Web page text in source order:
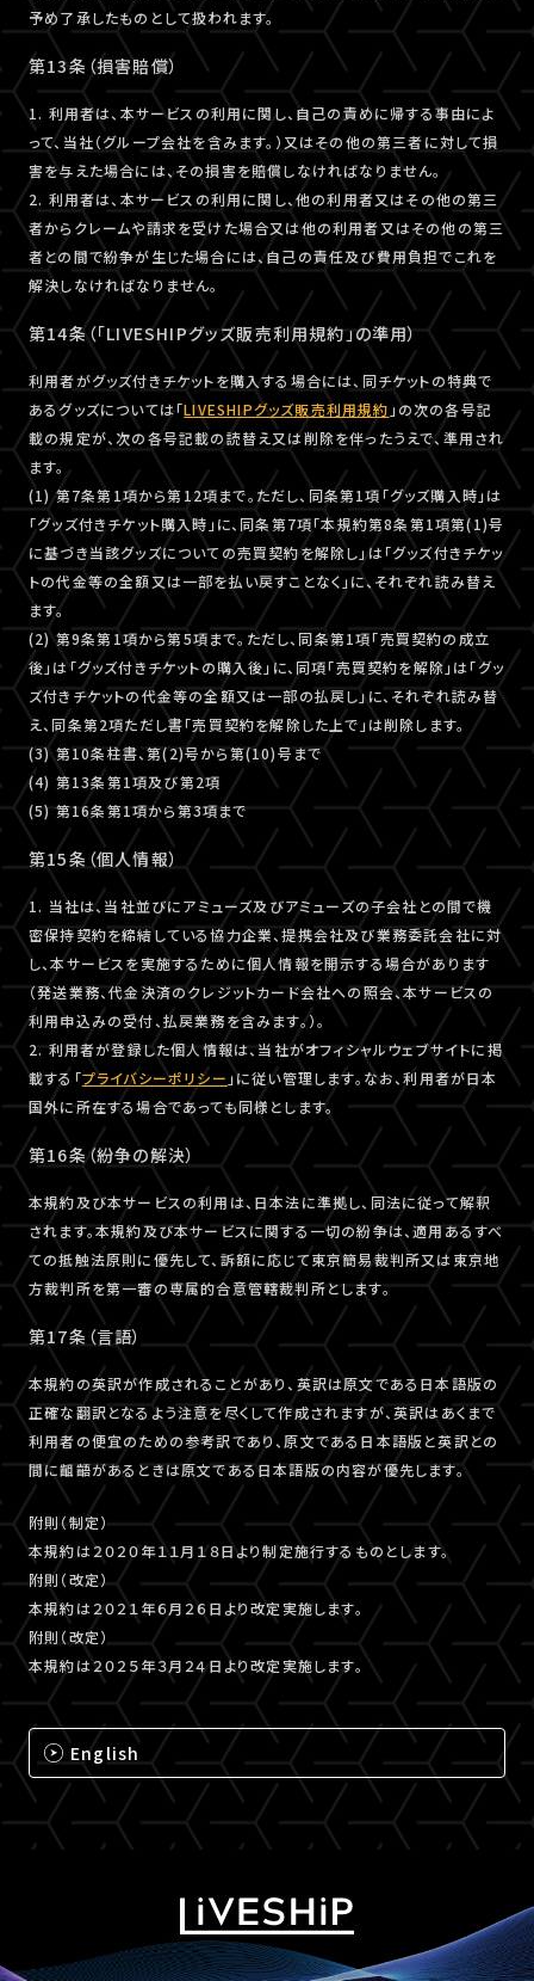
予め了承したものとして扱われます。
第13条（損害賠償）
1. 利用者は、本サービスの利用に関し、自己の責めに帰する事由によ
って、当社（グループ会社を含みます。）又はその他の第三者に対して損
害を与えた場合には、その損害を賠償しなければなりません。
2. 利用者は、本サービスの利用に関し、他の利用者又はその他の第三
者からクレームや請求を受けた場合又は他の利用者又はその他の第三
者との間で紛争が生じた場合には、自己の責任及び費用負担でこれを
解決しなければなりません。
第14条（「LIVESHIPグッズ販売利用規約」の準用）
利用者がグッズ付きチケットを購入する場合には、同チケットの特典で
あるグッズについては「LIVESHIPグッズ販売利用規約 」の次の各号記
載の規定が、次の各号記載の読替え又は削除を伴ったうえで、準用され
ます。
(1) 第7条第1項から第12項まで。ただし、同条第1項「グッズ購入時」は
「グッズ付きチケット購入時」に、同条第7項「本規約第8条第1項第(1)号
に基づき当該グッズについての売買契約を解除し」は「グッズ付きチケッ
トの代金等の全額又は一部を払い戻すことなく」に、それぞれ読み替え
ます。
(2) 第9条第1項から第5項まで。ただし、同条第1項「売買契約の成立
後」は「グッズ付きチケットの購入後」に、同項「売買契約を解除」は「グッ
ズ付きチケットの代金等の全額又は一部の払戻し」に、それぞれ読み替
え、同条第2項ただし書「売買契約を解除した上で」は削除します。
(3) 第10条柱書、第(2)号から第(10)号まで
(4) 第13条第1項及び第2項
(5) 第16条第1項から第3項まで
第15条（個人情報）
1. 当社は、当社並びにアミューズ及びアミューズの子会社との間で機
密保持契約を締結している協力企業、提携会社及び業務委託会社に対
し、本サービスを実施するために個人情報を開示する場合があります
（発送業務、代金決済のクレジットカード会社への照会、本サービスの
利用申込みの受付、払戻業務を含みます。）。
2. 利用者が登録した個人情報は、当社がオフィシャルウェブサイトに掲
載する「プライバシーポリシー 」に従い管理します。なお、利用者が日本
国外に所在する場合であっても同様とします。
第16条（紛争の解決）
本規約及び本サービスの利用は、日本法に準拠し、同法に従って解釈
されます。本規約及び本サービスに関する一切の紛争は、適用あるすべ
ての抵触法原則に優先して、訴額に応じて東京簡易裁判所又は東京地
方裁判所を第一審の専属的合意管轄裁判所とします。
第17条（言語）
本規約の英訳が作成されることがあり、英訳は原文である日本語版の
正確な翻訳となるよう注意を尽くして作成されますが、英訳はあくまで
利用者の便宜のための参考訳であり、原文である日本語版と英訳との
間に齟齬があるときは原文である日本語版の内容が優先します。
附則（制定）
本規約は２０２０年１１月１８日より制定施行するものとします。
附則（改定）
本規約は２０２１年６月２６日より改定実施します。
附則（改定）
本規約は２０２５年３月２４日より改定実施します。
English